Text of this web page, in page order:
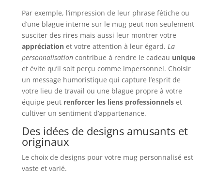
Par exemple, l’impression de leur phrase fétiche ou
d’une blague interne sur le mug peut non seulement
susciter des rires mais aussi leur montrer votre
appréciationet votre attention à leur égard. La
personnalisationcontribue à rendre le cadeau unique
et évite qu’il soit perçu comme impersonnel. Choisir
un message humoristique qui capture l’esprit de
votre lieu de travail ou une blague propre à votre
équipe peut renforcer les liens professionnelset
cultiver un sentiment d’appartenance.
Des idées de designs amusants et
originaux
Le choix de designs pour votre mug personnalisé est
vaste et varié.